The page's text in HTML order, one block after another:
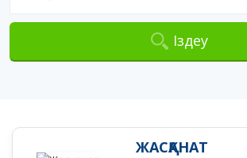
Іздеу
ЖАСҚАНАТ